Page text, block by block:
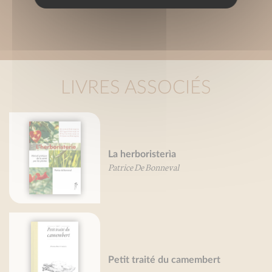
LIVRES ASSOCIÉS
La herboristerìa
Patrice De Bonneval
Petit traité du camembert